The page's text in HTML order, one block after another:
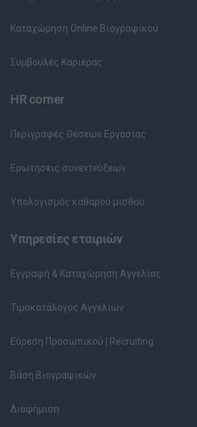
Καταχώρηση Online Βιογραφικού
Συμβουλές Καριέρας
HR corner
Περιγραφές Θέσεων Εργασίας
Ερωτήσεις συνεντεύξεων
Υπολογισμός καθαρού μισθού
Υπηρεσίες εταιριών
Εγγραφή & Καταχώρηση Αγγελίας
Τιμοκατάλογος Αγγελιών
Εύρεση Προσωπικού | Recruiting
Βάση Βιογραφικών
Διαφήμιση